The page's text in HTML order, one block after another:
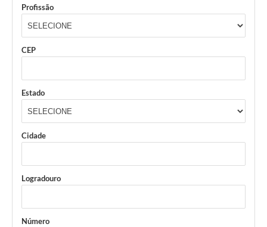
Profissão
CEP
Estado
Cidade
Logradouro
Número